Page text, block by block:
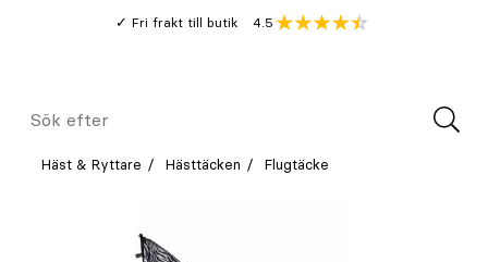
Fri frakt till butik
Genomsnitt
4.5
Meny
Sök
Häst & Ryttare Hästtäcken Flugtäcke